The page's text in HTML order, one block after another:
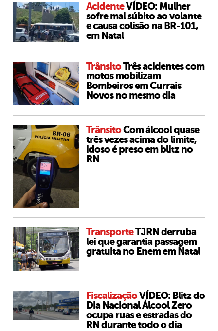
AcidenteVÍDEO: Mulher
sofre mal súbito ao volante
e causa colisão na BR-101,
em Natal
TrânsitoTrês acidentes com
motos mobilizam
Bombeiros em Currais
Novos no mesmo dia
TrânsitoCom álcool quase
três vezes acima do limite,
idoso é preso em blitz no
RN
TransporteTJRN derruba
lei que garantia passagem
gratuita no Enem em Natal
FiscalizaçãoVÍDEO: Blitz do
Dia Nacional Álcool Zero
ocupa ruas e estradas do
RN durante todo o dia